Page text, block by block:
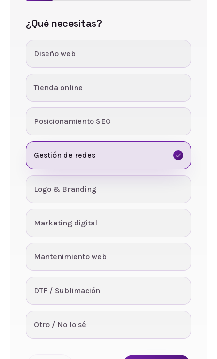
¿Qué necesitas?
Diseño web
Tienda online
Posicionamiento SEO
Gestión de redes
Logo & Branding
Marketing digital
Mantenimiento web
DTF / Sublimación
Otro / No lo sé